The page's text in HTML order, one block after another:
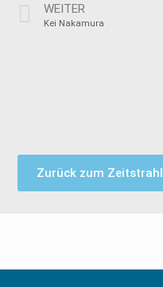
Zurück zum Zeitstrahl
WEITER
Kei Nakamura